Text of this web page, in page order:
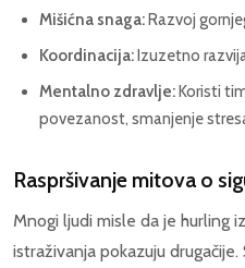
Mišićna snaga:Razvoj
Koordinacija:Izuzetno
Mentalno zdravlje:Koristi
povezanost, smanjenje
Raspršivanje mitova o
Mnogi ljudi misle da je hurling
istraživanja pokazuju